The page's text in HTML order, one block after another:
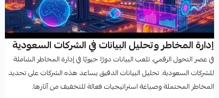
إدارة المخاطر وتحليل البيانات في الشركات السعودية
في عصر التحول الرقمي، تلعب البيانات دورًا حيويًا في إدارة المخاطر الشاملة
للشركات السعودية. تحليل البيانات الدقيق يساعد هذه الشركات على تحديد
المخاطر المحتملة وصياغة استراتيجيات فعالة للتخفيف من آثارها.